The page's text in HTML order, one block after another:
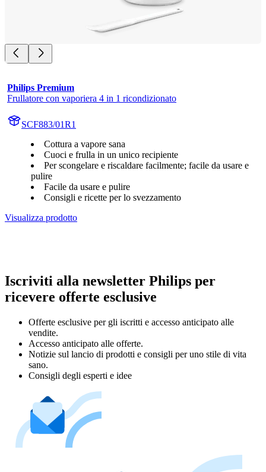
Philips Premium
Frullatore con vaporiera 4 in 1 ricondizionato
SCF883/01R1
Cottura a vapore sana
Cuoci e frulla in un unico recipiente
Per scongelare e riscaldare facilmente; facile da usare e
pulire
Facile da usare e pulire
Consigli e ricette per lo svezzamento
Visualizza prodotto
Iscriviti alla newsletter Philips per
ricevere offerte esclusive
Offerte esclusive per gli iscritti e accesso anticipato alle
vendite.
Accesso anticipato alle offerte.
Notizie sul lancio di prodotti e consigli per uno stile di vita
sano.
Consigli degli esperti e idee